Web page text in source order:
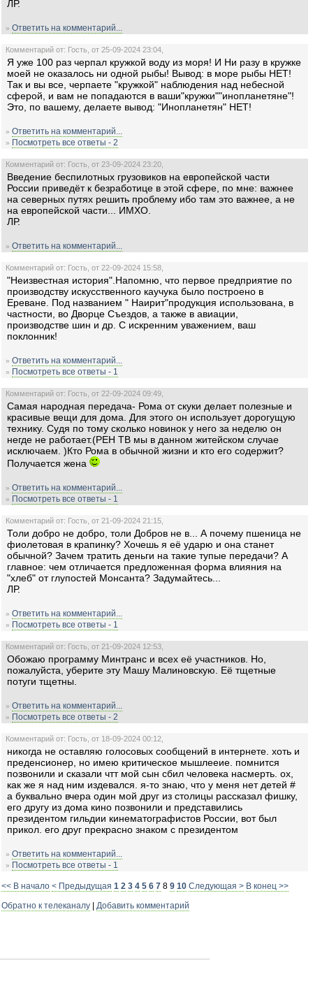
ЛР.
» Ответить на комментарий...
Комментарий от: Гость, от 25-09-2024 23:04,
Я уже 100 раз черпал кружкой воду из моря! И Ни разу в кружке
моей не оказалось ни одной рыбы! Вывод: в море рыбы НЕТ!
Так и вы все, черпаете "кружкой" наблюдения над небесной
сферой, и вам не попадаются в ваши"кружки""инопланетяне"!
Это, по вашему, делаете вывод: "Инопланетян" НЕТ!
» Ответить на комментарий...
» Посмотреть все ответы - 2
Комментарий от: Гость, от 23-09-2024 23:20,
Введение беспилотных грузовиков на европейской части
России приведёт к безработице в этой сфере, по мне: важнее
на северных путях решить проблему ибо там это важнее, а не
на европейской части... ИМХО.
ЛР.
» Ответить на комментарий...
Комментарий от: Гость, от 22-09-2024 15:58,
"Неизвестная история".Напомню, что первое предприятие по
производству искусственного каучука было построено в
Ереване. Под названием " Наирит"продукция использована, в
частности, во Дворце Съездов, а также в авиации,
производстве шин и др. С искренним уважением, ваш
поклонник!
» Ответить на комментарий...
» Посмотреть все ответы - 1
Комментарий от: Гость, от 22-09-2024 09:49,
Самая народная передача- Рома от скуки делает полезные и
красивые вещи для дома. Для этого он использует дорогущую
технику. Судя по тому сколько новинок у него за неделю он
негде не работает.(РЕН ТВ мы в данном житейском случае
исключаем. )Кто Рома в обычной жизни и кто его содержит?
Получается жена
» Ответить на комментарий...
» Посмотреть все ответы - 1
Комментарий от: Гость, от 21-09-2024 21:15,
Толи добро не добро, толи Добров не в... А почему пшеница не
фиолетовая в крапинку? Хочешь я её ударю и она станет
обычной? Зачем тратить деньги на такие тупые передачи? А
главное: чем отличается предложенная форма влияния на
"хлеб" от глупостей Монсанта? Задумайтесь...
ЛР.
» Ответить на комментарий...
» Посмотреть все ответы - 1
Комментарий от: Гость, от 21-09-2024 12:53,
Обожаю программу Минтранс и всех её участников. Но,
пожалуйста, уберите эту Машу Малиновскую. Её тщетные
потуги тщетны.
» Ответить на комментарий...
» Посмотреть все ответы - 2
Комментарий от: Гость, от 18-09-2024 00:12,
никогда не оставляю голосовых сообщений в интернете. хоть и
преденсионер, но имею критическое мышлееие. помнится
позвонили и сказали чтт мой сын сбил человека насмерть. ох,
как же я над ним издевался. я-то знаю, что у меня нет детей #
а буквально вчера один мой друг из столицы рассказал фишку,
его другу из дома кино позвонили и представились
президентом гильдии кинематографистов России, вот был
прикол. его друг прекрасно знаком с президентом
» Ответить на комментарий...
» Посмотреть все ответы - 1
<< В начало < Предыдущая 1 2 3 4 5 6 7 8 9 10 Следующая > В конец >>
Обратно к телеканалу
Добавить комментарий